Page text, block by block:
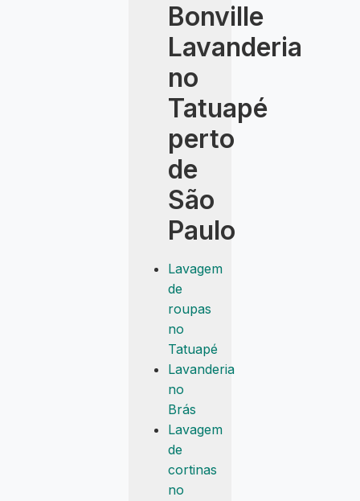
Bonville
Lavanderia
no
Tatuapé
perto
de
São
Paulo
Lavagem
de
roupas
no
Tatuapé
Lavanderia
no
Brás
Lavagem
de
cortinas
no